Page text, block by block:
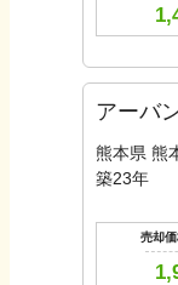
アーバ
熊本県 熊
築23年
売却